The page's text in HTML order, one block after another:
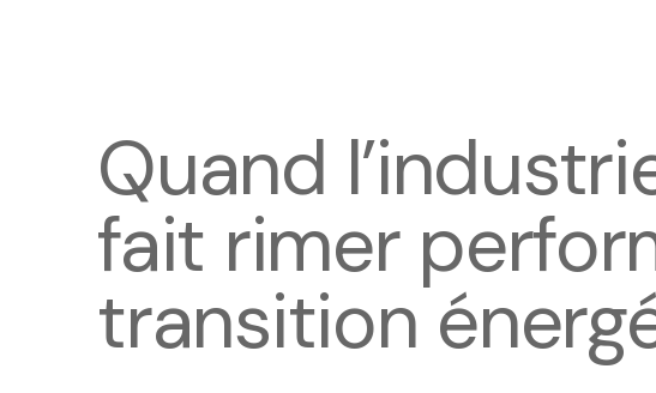
Quand
fait rimer
transition